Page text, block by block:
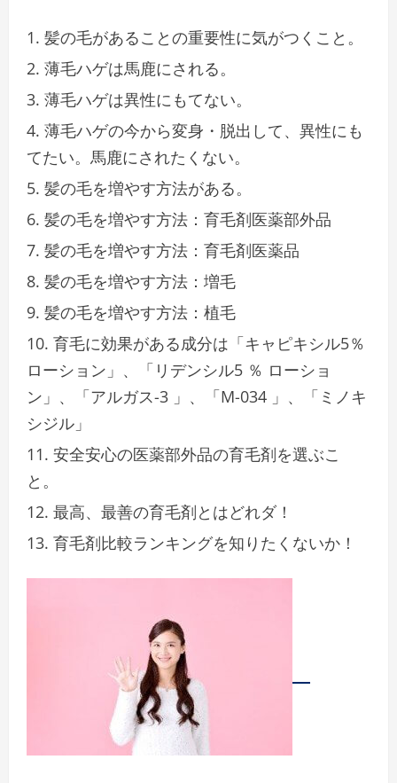
髪の毛があることの重要性に気がつくこと。
薄毛ハゲは馬鹿にされる。
薄毛ハゲは異性にもてない。
薄毛ハゲの今から変身・脱出して、異性にも
てたい。馬鹿にされたくない。
髪の毛を増やす方法がある。
髪の毛を増やす方法：育毛剤医薬部外品
髪の毛を増やす方法：育毛剤医薬品
髪の毛を増やす方法：増毛
髪の毛を増やす方法：植毛
育⽑に効果がある成分は「キャピキシル5％
ローション」、「リデンシル5 ％ ローショ
ン」、「アルガス-3 」、「M-034 」、「ミノキ
シジル」
安全安心の医薬部外品の育毛剤を選ぶこ
と。
最高、最善の育毛剤とはどれダ！
育毛剤比較ランキングを知りたくないか！